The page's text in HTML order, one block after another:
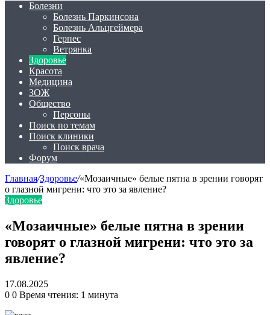
Болезни
Болезнь Паркинсона
Болезнь Альцгеймера
Герпес
Ветрянка
Здоровье
Красота
Медицина
ЗОЖ
Общество
Персоны
Поиск по темам
Поиск клиники
Поиск врача
Форум
Главная/Здоровье/«Мозаичные» белые пятна в зрении говорят
о глазной мигрени: что это за явление?
Здоровье
«Мозаичные» белые пятна в зрении
говорят о глазной мигрени: что это за
явление?
17.08.2025
0 0 Время чтения: 1 минута